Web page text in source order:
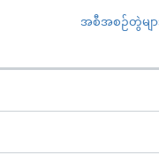
အစီအစဉ်တွဲမျာ